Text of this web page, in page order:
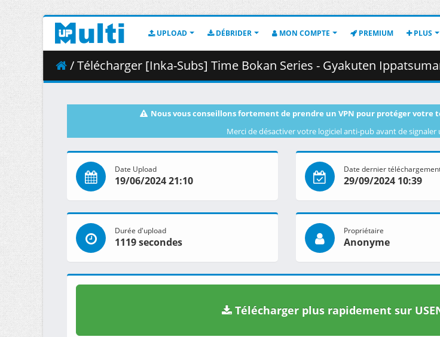
UPLOAD DÉBRIDER MON COMPTE PREMIUM PLUS
/ Télécharger [Inka-Subs] Time Bokan Series - Gyakuten
Nous vous conseillons fortement de prendre un VPN pour protéger
Merci de désactiver votre logiciel anti-pub avant de signaler
Date Upload
19/06/2024 21:10
Date dernier
29/09/2024 10:39
Durée d'upload
1119 secondes
Propriétaire
Anonyme
Télécharger plus rapidement sur